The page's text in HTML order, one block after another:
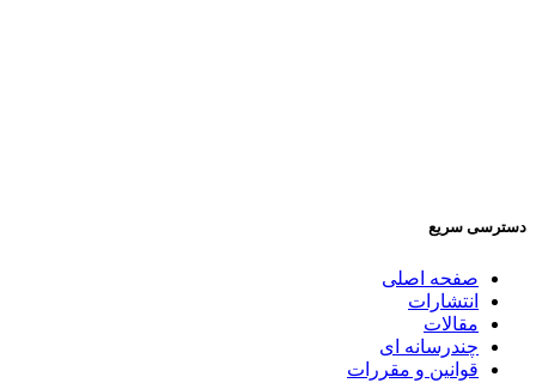
دسترسی سریع
صفحه اصلی
انتشارات
مقالات
چندرسانه ای
قوانین و مقررات